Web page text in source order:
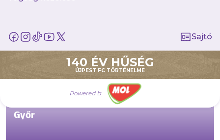
Sajtó
140 ÉV HŰSÉG
ÚJPEST FC TÖRTÉNELME
Powered by
69 kép
OTP Bank Liga (30) Újpest FC-Gyirmót FC
Győr